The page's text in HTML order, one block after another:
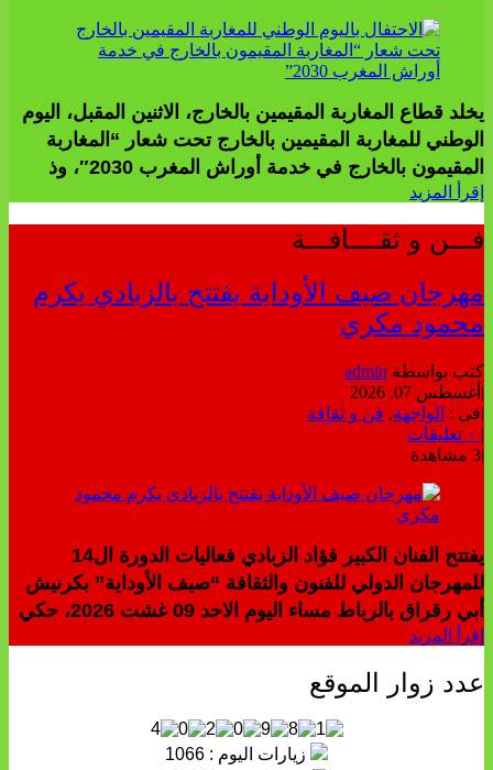
يخلد قطاع المغاربة المقيمين بالخارج، الاثنين المقبل، اليوم
الوطني للمغاربة المقيمين بالخارج تحت شعار “المغاربة
المقيمون بالخارج في خدمة أوراش المغرب 2030″، وذ
إقرأ المزيد
فـــن و ثقــــافـــة
مهرجان صيف الأوداية يفتتح بالزبادي يكرم
محمود مكري
كتب بواسطة admin
| أغسطس 07, 2026
|فى : الواجهة, فن و ثقافة
|
|3 مشاهدة
يفتتح الفنان الكبير فؤاد الزبادي فعاليات الدورة ال14
للمهرجان الدولي للفنون والثقافة “صيف الأوداية” بكرنيش
أبي رقراق بالرباط مساء اليوم الاحد 09 غشت 2026، حكي
إقرأ المزيد
عدد زوار الموقع
زيارات اليوم : 1066